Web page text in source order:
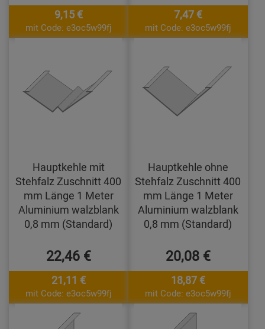
9,15 €
mit Code: e3oc5w99fj
7,47 €
mit Code: e3oc5w99fj
Hauptkehle mit
Stehfalz Zuschnitt 400
mm Länge 1 Meter
Aluminium walzblank
0,8 mm (Standard)
22,46 €
21,11 €
mit Code: e3oc5w99fj
Hauptkehle ohne
Stehfalz Zuschnitt 400
mm Länge 1 Meter
Aluminium walzblank
0,8 mm (Standard)
20,08 €
18,87 €
mit Code: e3oc5w99fj